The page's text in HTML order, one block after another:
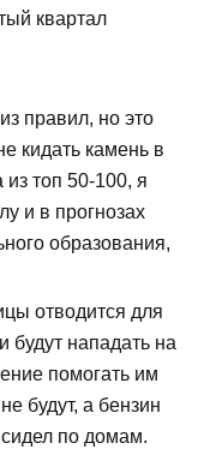
квартал
правил, но это
кидать камень в
топ 50-100, я
и в прогнозах
образования,
отводится для
будут нападать на
помогать им
будут, а бензин
по домам.